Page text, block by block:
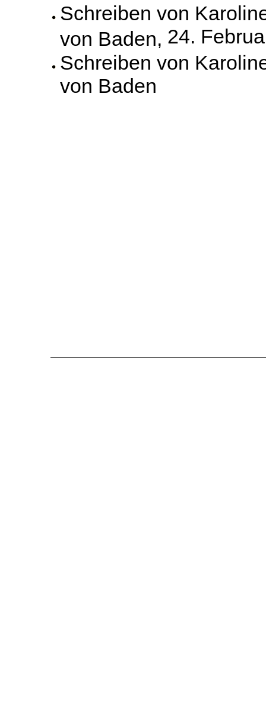
Schreiben von
von Baden, 24.
Schreiben von
von Baden